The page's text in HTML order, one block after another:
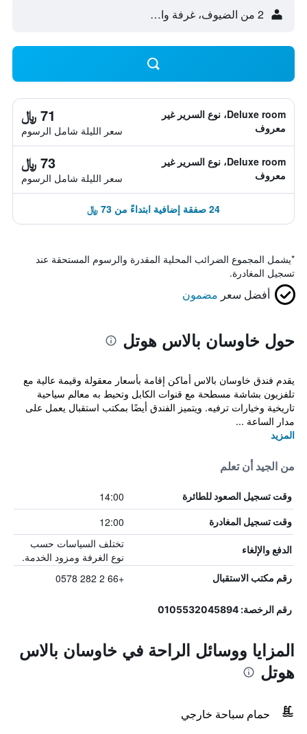
2 من الضيوف، غرفة واحدة
Deluxe room، نوع السرير غير
معروف
71 ﷼
سعر الليلة شامل الرسوم
Deluxe room، نوع السرير غير
معروف
73 ﷼
سعر الليلة شامل الرسوم
24 صفقة إضافية ابتداءً من 73 ﷼
*يشمل المجموع الضرائب المحلية المقدرة والرسوم المستحقة عند
تسجيل المغادرة.
أفضل سعر مضمون
حول خاوسان بالاس هوتل
يقدم فندق خاوسان بالاس أماكن إقامة بأسعار معقولة وقيمة عالية مع
تلفزيون بشاشة مسطحة مع قنوات الكابل وتحيط به معالم سياحية
تاريخية وخيارات ترفيه. ويتميز الفندق أيضًا بمكتب استقبال يعمل على
مدار الساعة ...
المزيد
من الجيد أن تعلم
وقت تسجيل الصعود للطائرة 14:00
وقت تسجيل المغادرة 12:00
الدفع والإلغاء
تختلف السياسات حسب
نوع الغرفة ومزود الخدمة.
رقم مكتب الاستقبال +66 2 282 0578
رقم الرخصة: 0105532045894
المزايا ووسائل الراحة في خاوسان بالاس
هوتل
حمام سباحة خارجي